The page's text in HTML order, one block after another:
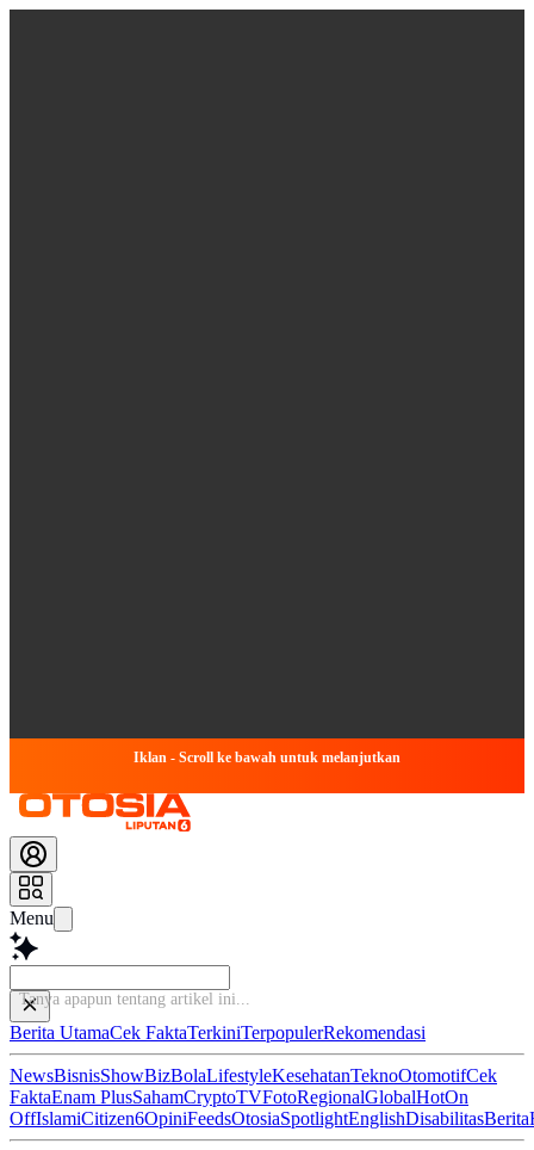
Iklan - Scroll ke bawah untuk melanjutkan
Menu
Tanya
Berita UtamaCek FaktaTerkiniTerpopulerRekomendasi
NewsBisnisShowBizBolaLifestyleKesehatanTeknoOtomotifCek
FaktaEnam PlusSahamCryptoTVFotoRegionalGlobalHotOn
OffIslamiCitizen6OpiniFeedsOtosiaSpotlightEnglishDisabilitasBerita